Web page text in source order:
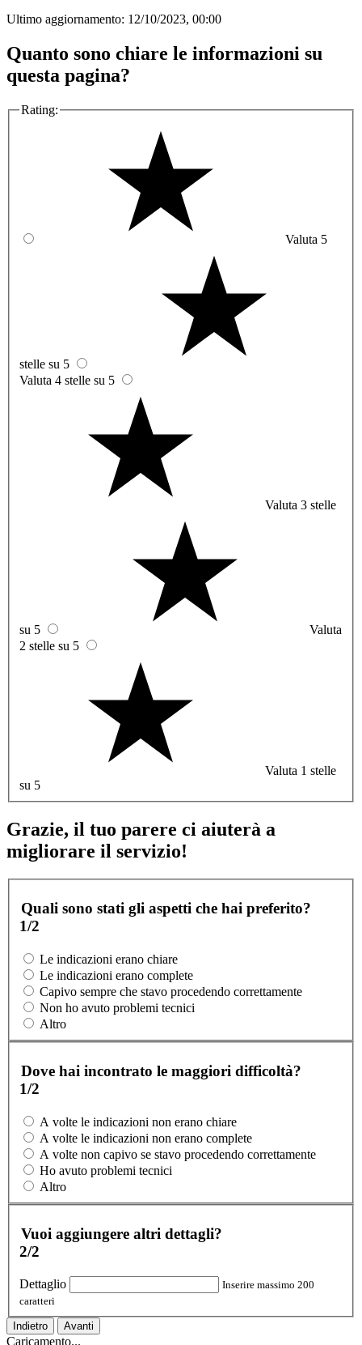
Ultimo aggiornamento: 12/10/2023, 00:00
Quanto sono chiare le informazioni su
questa pagina?
Rating:
Valuta 5
stelle su 5
Valuta 4 stelle su 5
Valuta 3 stelle
su 5
Valuta
2 stelle su 5
Valuta 1 stelle
su 5
Grazie, il tuo parere ci aiuterà a
migliorare il servizio!
Quali sono stati gli aspetti che hai preferito?
1/2
Le indicazioni erano chiare
Le indicazioni erano complete
Capivo sempre che stavo procedendo correttamente
Non ho avuto problemi tecnici
Altro
Dove hai incontrato le maggiori difficoltà?
1/2
A volte le indicazioni non erano chiare
A volte le indicazioni non erano complete
A volte non capivo se stavo procedendo correttamente
Ho avuto problemi tecnici
Altro
Vuoi aggiungere altri dettagli?
2/2
Dettaglio
Inserire massimo 200
caratteri
Indietro Avanti
Caricamento...